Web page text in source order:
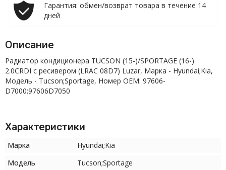
Гарантия: обмен/возврат товара в течение 14
дней
Описание
Радиатор кондиционера TUCSON (15-)/SPORTAGE (16-)
2.0CRDI с ресивером (LRAC 08D7) Luzar, Марка - Hyundai;Kia,
Модель - Tucson;Sportage, Номер OEM: 97606-
D7000;97606D7050
Характеристики
Марка
Hyundai;Kia
Модель
Tucson;Sportage